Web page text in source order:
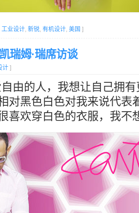
工业设计, 新锐, 有机设计, 美国 ]
瑞姆·瑞席访谈
计 ]
由的人，我想让自己拥
对黑色白色对我来说代表
喜欢穿白色的衣服，我不